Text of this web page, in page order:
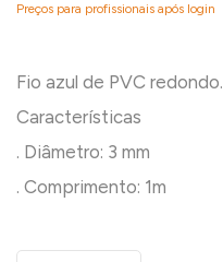
Preços para profissionais após login
Fio azul de PVC redondo.
Características
. Diâmetro: 3 mm